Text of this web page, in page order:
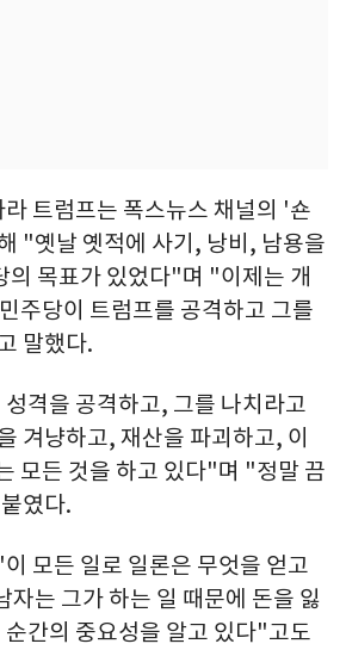
트럼프는 폭스뉴스 채널의 '숀
"옛날 옛적에 사기, 낭비, 남용을
의 목표가 있었다"며 "이제는 개
주당이 트럼프를 공격하고 그를
말했다.
격을 공격하고, 그를 나치라고
겨냥하고, 재산을 파괴하고, 이
모든 것을 하고 있다"며 "정말 끔
였다.
모든 일로 일론은 무엇을 얻고
는 그가 하는 일 때문에 돈을 잃
간의 중요성을 알고 있다"고도